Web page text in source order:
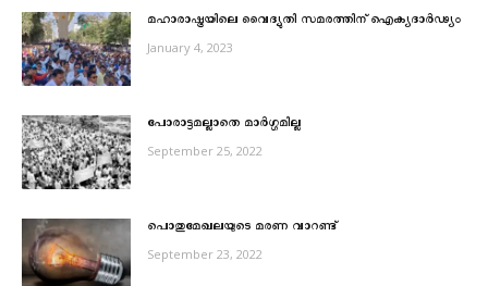
മഹാരാഷ്ട്രയിലെ വൈദ്യുതി സമരത്തിന് ഐക്യദാർഢ്യം
January 4, 2023
പോരാട്ടമല്ലാതെ മാര്‍ഗ്ഗമില്ല
September 25, 2022
പൊതുമേഖലയുടെ മരണ വാറണ്ട്
September 23, 2022